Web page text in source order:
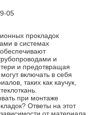
05
прокладок
в системах
и
и предотвращая
включать в себя
таких как каучук,
при монтаже
Ответы на этот